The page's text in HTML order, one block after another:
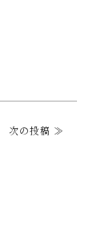
次の投稿 ≫